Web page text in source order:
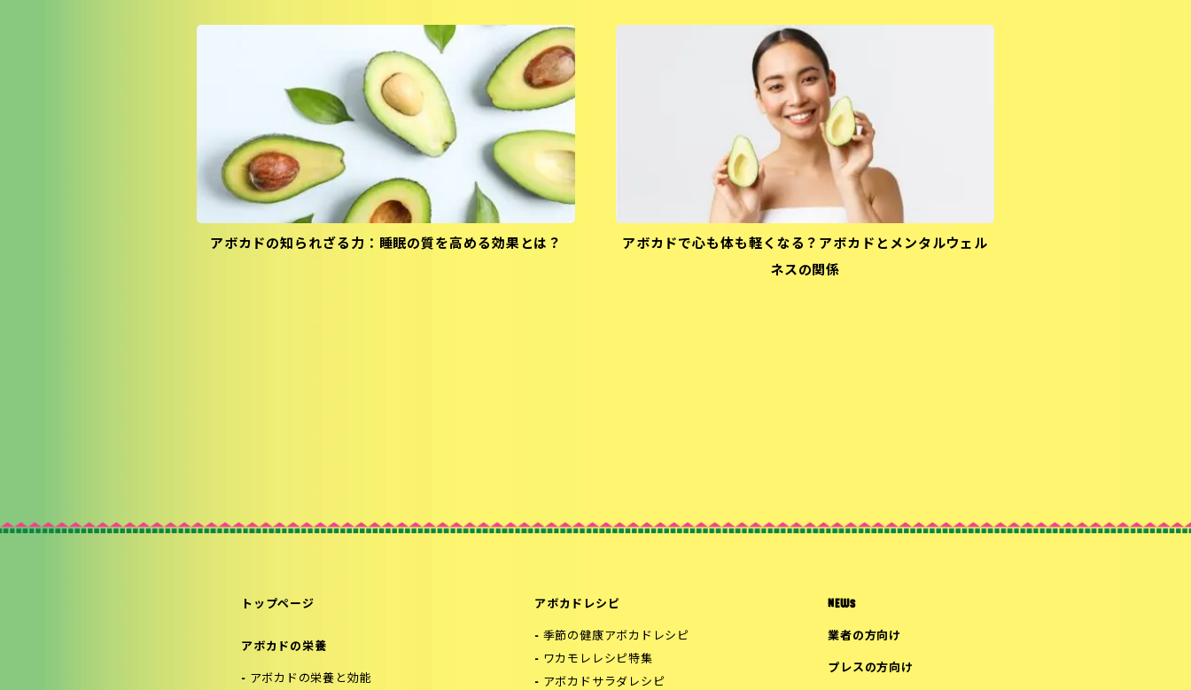
アボカドの知られざる力：睡眠の質を高める効果とは？
アボカドで心も体も軽くなる？アボカドとメンタルウェル
ネスの関係
トップページ
アボカドの栄養
アボカドの栄養と効能
アボカドレシピ
季節の健康アボカドレシピ
ワカモレレシピ特集
アボカドサラダレシピ
NEWS
業者の方向け
プレスの方向け